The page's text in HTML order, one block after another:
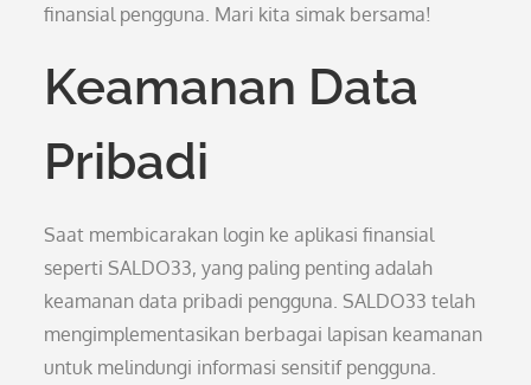
finansial pengguna. Mari kita simak bersama!
Keamanan Data
Pribadi
Saat membicarakan login ke aplikasi finansial
seperti SALDO33, yang paling penting adalah
keamanan data pribadi pengguna. SALDO33 telah
mengimplementasikan berbagai lapisan keamanan
untuk melindungi informasi sensitif pengguna.